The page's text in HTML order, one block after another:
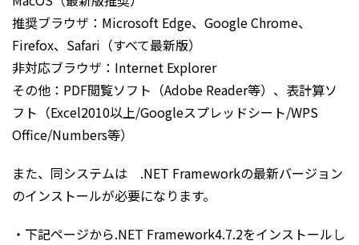
推奨ブラウザ：Microsoft Edge、Google Chrome、
Firefox、Safari（すべて最新版）
非対応ブラウザ：Internet Explorer
その他：PDF閲覧ソフト（Adobe Reader等）、表計算ソ
フト（Excel2010以上/Googleスプレッドシート/WPS
Office/Numbers等）
また、同システムは .NET Frameworkの最新バージョン
のインストールが必要になります。
・下記ページから.NET Framework4.7.2をインストールし